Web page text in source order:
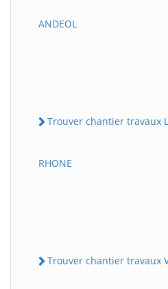
ANDEOL
Trouver chantier travaux
RHONE
Trouver chantier travaux